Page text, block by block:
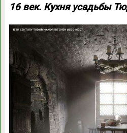
16 век. Кухня усадьбы